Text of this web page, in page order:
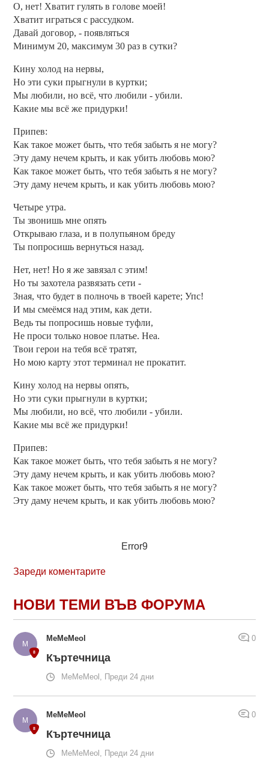
О, нет! Хватит гулять в голове моей!
Хватит играться с рассудком.
Давай договор, - появляться
Минимум 20, максимум 30 раз в сутки?
Кину холод на нервы,
Но эти суки прыгнули в куртки;
Мы любили, но всё, что любили - убили.
Какие мы всё же придурки!
Припев:
Как такое может быть, что тебя забыть я не могу?
Эту даму нечем крыть, и как убить любовь мою?
Как такое может быть, что тебя забыть я не могу?
Эту даму нечем крыть, и как убить любовь мою?
Четыре утра.
Ты звонишь мне опять
Открываю глаза, и в полупьяном бреду
Ты попросишь вернуться назад.
Нет, нет! Но я же завязал с этим!
Но ты захотела развязать сети -
Зная, что будет в полночь в твоей карете; Упс!
И мы смеёмся над этим, как дети.
Ведь ты попросишь новые туфли,
Не проси только новое платье. Неа.
Твои герои на тебя всё тратят,
Но мою карту этот терминал не прокатит.
Кину холод на нервы опять,
Но эти суки прыгнули в куртки;
Мы любили, но всё, что любили - убили.
Какие мы всё же придурки!
Припев:
Как такое может быть, что тебя забыть я не могу?
Эту даму нечем крыть, и как убить любовь мою?
Как такое может быть, что тебя забыть я не могу?
Эту даму нечем крыть, и как убить любовь мою?
Error9
Зареди коментарите
НОВИ ТЕМИ ВЪВ ФОРУМА
MeMeMeol 0
Къртечница
MeMeMeol, Преди 24 дни
MeMeMeol 0
Къртечница
MeMeMeol, Преди 24 дни